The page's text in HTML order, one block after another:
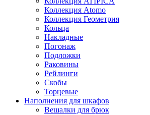
Коллекция Atomo
Коллекция Геометрия
Кольца
Накладные
Погонаж
Подложки
Раковины
Рейлинги
Скобы
Торцевые
Наполнения для шкафов
Вешалки для брюк